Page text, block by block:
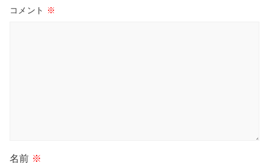
コメント ※
名前 ※